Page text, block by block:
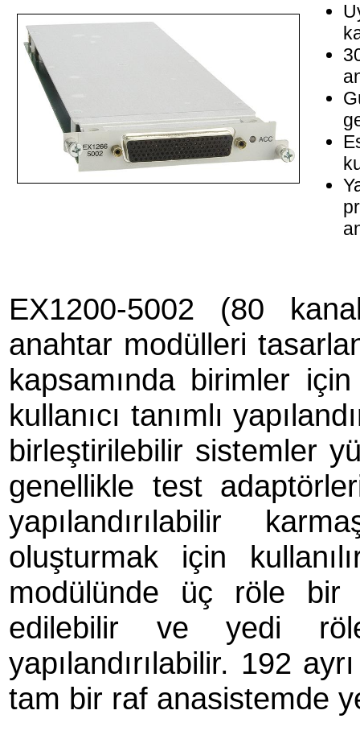
EX1200-5002 (80
anahtar modülleri
kapsamında birimler
kullanıcı tanımlı
birleştirilebilir sistemler
genellikle test
yapılandırılabilir
oluşturmak için
modülünde üç röle bir
edilebilir ve yedi
yapılandırılabilir. 192
tam bir raf anasistemde